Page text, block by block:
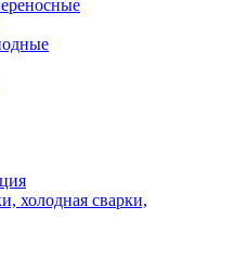
холодная сварки,